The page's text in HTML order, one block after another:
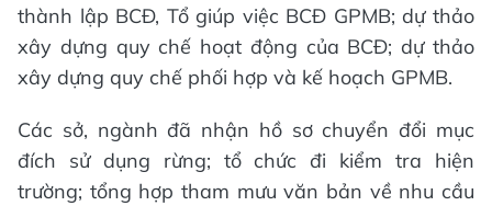
thành lập BCĐ, Tổ giúp việc BCĐ GPMB; dự thảo
xây dựng quy chế hoạt động của BCĐ; dự thảo
xây dựng quy chế phối hợp và kế hoạch GPMB.
Các sở, ngành đã nhận hồ sơ chuyển đổi mục
đích sử dụng rừng; tổ chức đi kiểm tra hiện
trường; tổng hợp tham mưu văn bản về nhu cầu